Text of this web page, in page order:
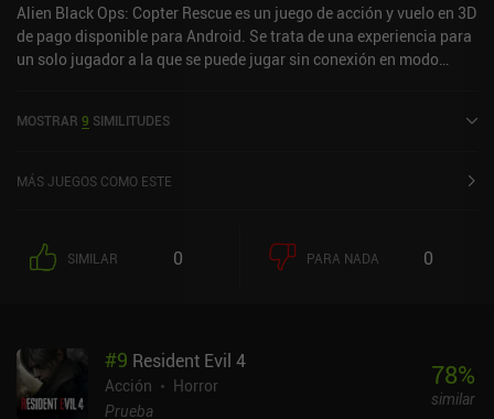
Alien Black Ops: Copter Rescue es un juego de acción y vuelo en 3D
de pago disponible para Android. Se trata de una experiencia para
un solo jugador a la que se puede jugar sin conexión en modo
MOSTRAR 9 SIMILITUDES
MÁS JUEGOS COMO ESTE
SIMILAR 0 PARA NADA 0
#9 Resident Evil 4
Acción
Horror
Prueba
78%
similar